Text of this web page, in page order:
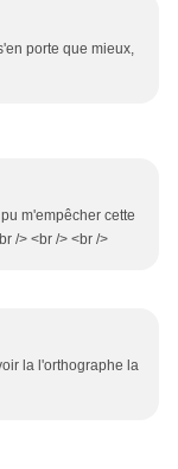
porte que mieux,
m'empêcher cette
/> <br /> <br />
la l'orthographe la